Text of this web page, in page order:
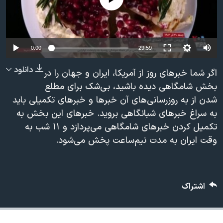
فرهنگ و زندگی
حقوق شهروندی
اقتصادی
اسرائیل در جنگ
گالری عکس
آرشیو پخش زنده
مستندها
انتخابات ریاست جمهوری آمریکا ۲۰۲۴
حمله جمهوری اسلامی به اسرائیل
ورزش زنان در ایران
اعتراضات زن، زندگی، آزادی
مجموعه مستندهای دادخواهی
تریبونال مردمی آبان ۹۸
قانون شفافیت دارائی کادر رهبری ایران
اعتراضات مردمی آبان ۹۸
دنبال کنید
زبانهای مختلف
0:00 29:59
دانلود
اگر شما خبرهای روز از آمریکا، ایران و جهان را در
بخش شامگاهی دیده باشید، بی‌شک برای مطلع
شدن از به روزرسانی‌های آن خبرها و خبرهای تکمیلی باید
به سراغ خبرهای شبانگاهی بروید. خبرهای این بخش به
تکمیل کردن خبرهای شامگاهی می‌پردازد و ۱۱ شب به
وقت ایران به مدت نیم‌ساعت پخش می‌شود.
اشتراک